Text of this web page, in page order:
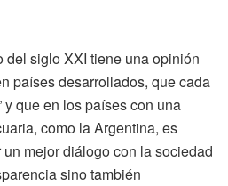
del siglo XXI tiene una opinión
países desarrollados, que cada
y que en los países con una
como la Argentina, es
mejor diálogo con la sociedad
sino también